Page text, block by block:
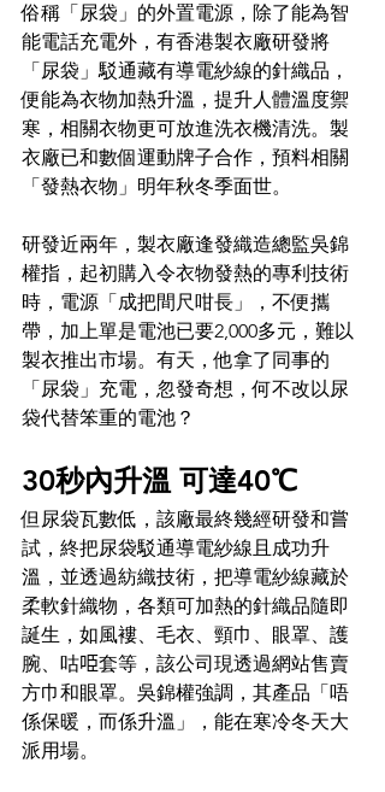
俗稱「尿袋」的外置電源，除了能為智
能電話充電外，有香港製衣廠研發將
「尿袋」駁通藏有導電紗線的針織品，
便能為衣物加熱升溫，提升人體溫度禦
寒，相關衣物更可放進洗衣機清洗。製
衣廠已和數個運動牌子合作，預料相關
「發熱衣物」明年秋冬季面世。
研發近兩年，製衣廠逢發織造總監吳錦
權指，起初購入令衣物發熱的專利技術
時，電源「成把間尺咁長」，不便攜
帶，加上單是電池已要2,000多元，難以
製衣推出市場。有天，他拿了同事的
「尿袋」充電，忽發奇想，何不改以尿
袋代替笨重的電池？
30秒內升溫 可達40℃
但尿袋瓦數低，該廠最終幾經研發和嘗
試，終把尿袋駁通導電紗線且成功升
溫，並透過紡織技術，把導電紗線藏於
柔軟針織物，各類可加熱的針織品隨即
誕生，如風褸、毛衣、頸巾、眼罩、護
腕、咕𠱸套等，該公司現透過網站售賣
方巾和眼罩。吳錦權強調，其產品「唔
係保暖，而係升溫」，能在寒冷冬天大
派用場。